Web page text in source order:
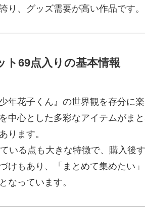
り、グッズ需要が高い作品です。
ト69点入りの基本情報
年花子くん』の世界観を存分に
中心とした多彩なアイテムがま
ります。
いる点も大きな特徴で、購入後
けもあり、「まとめて集めたい
なっています。